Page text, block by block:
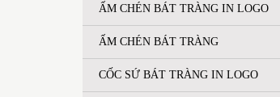
ẤM CHÉN BÁT TRÀNG IN LOGO
ẤM CHÉN BÁT TRÀNG
CỐC SỨ BÁT TRÀNG IN LOGO